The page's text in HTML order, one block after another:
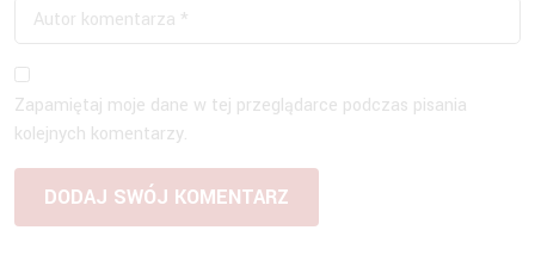
Zapamiętaj moje dane w tej przeglądarce podczas pisania
kolejnych komentarzy.